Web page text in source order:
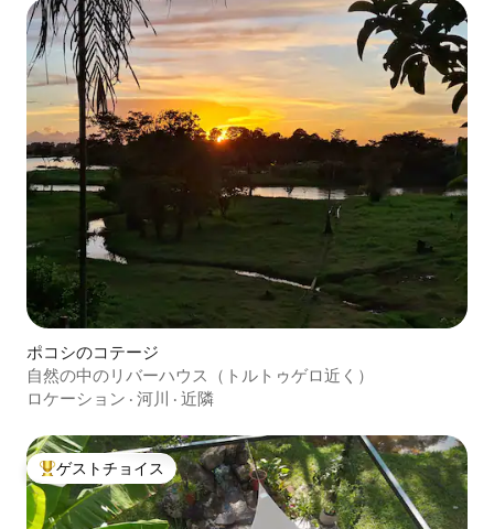
ポコシのコテージ
自然の中のリバーハウス（トルトゥゲロ近く）
ロケーション · 河川 · 近隣
大好評のゲストチョイスです。
ゲストチョイス